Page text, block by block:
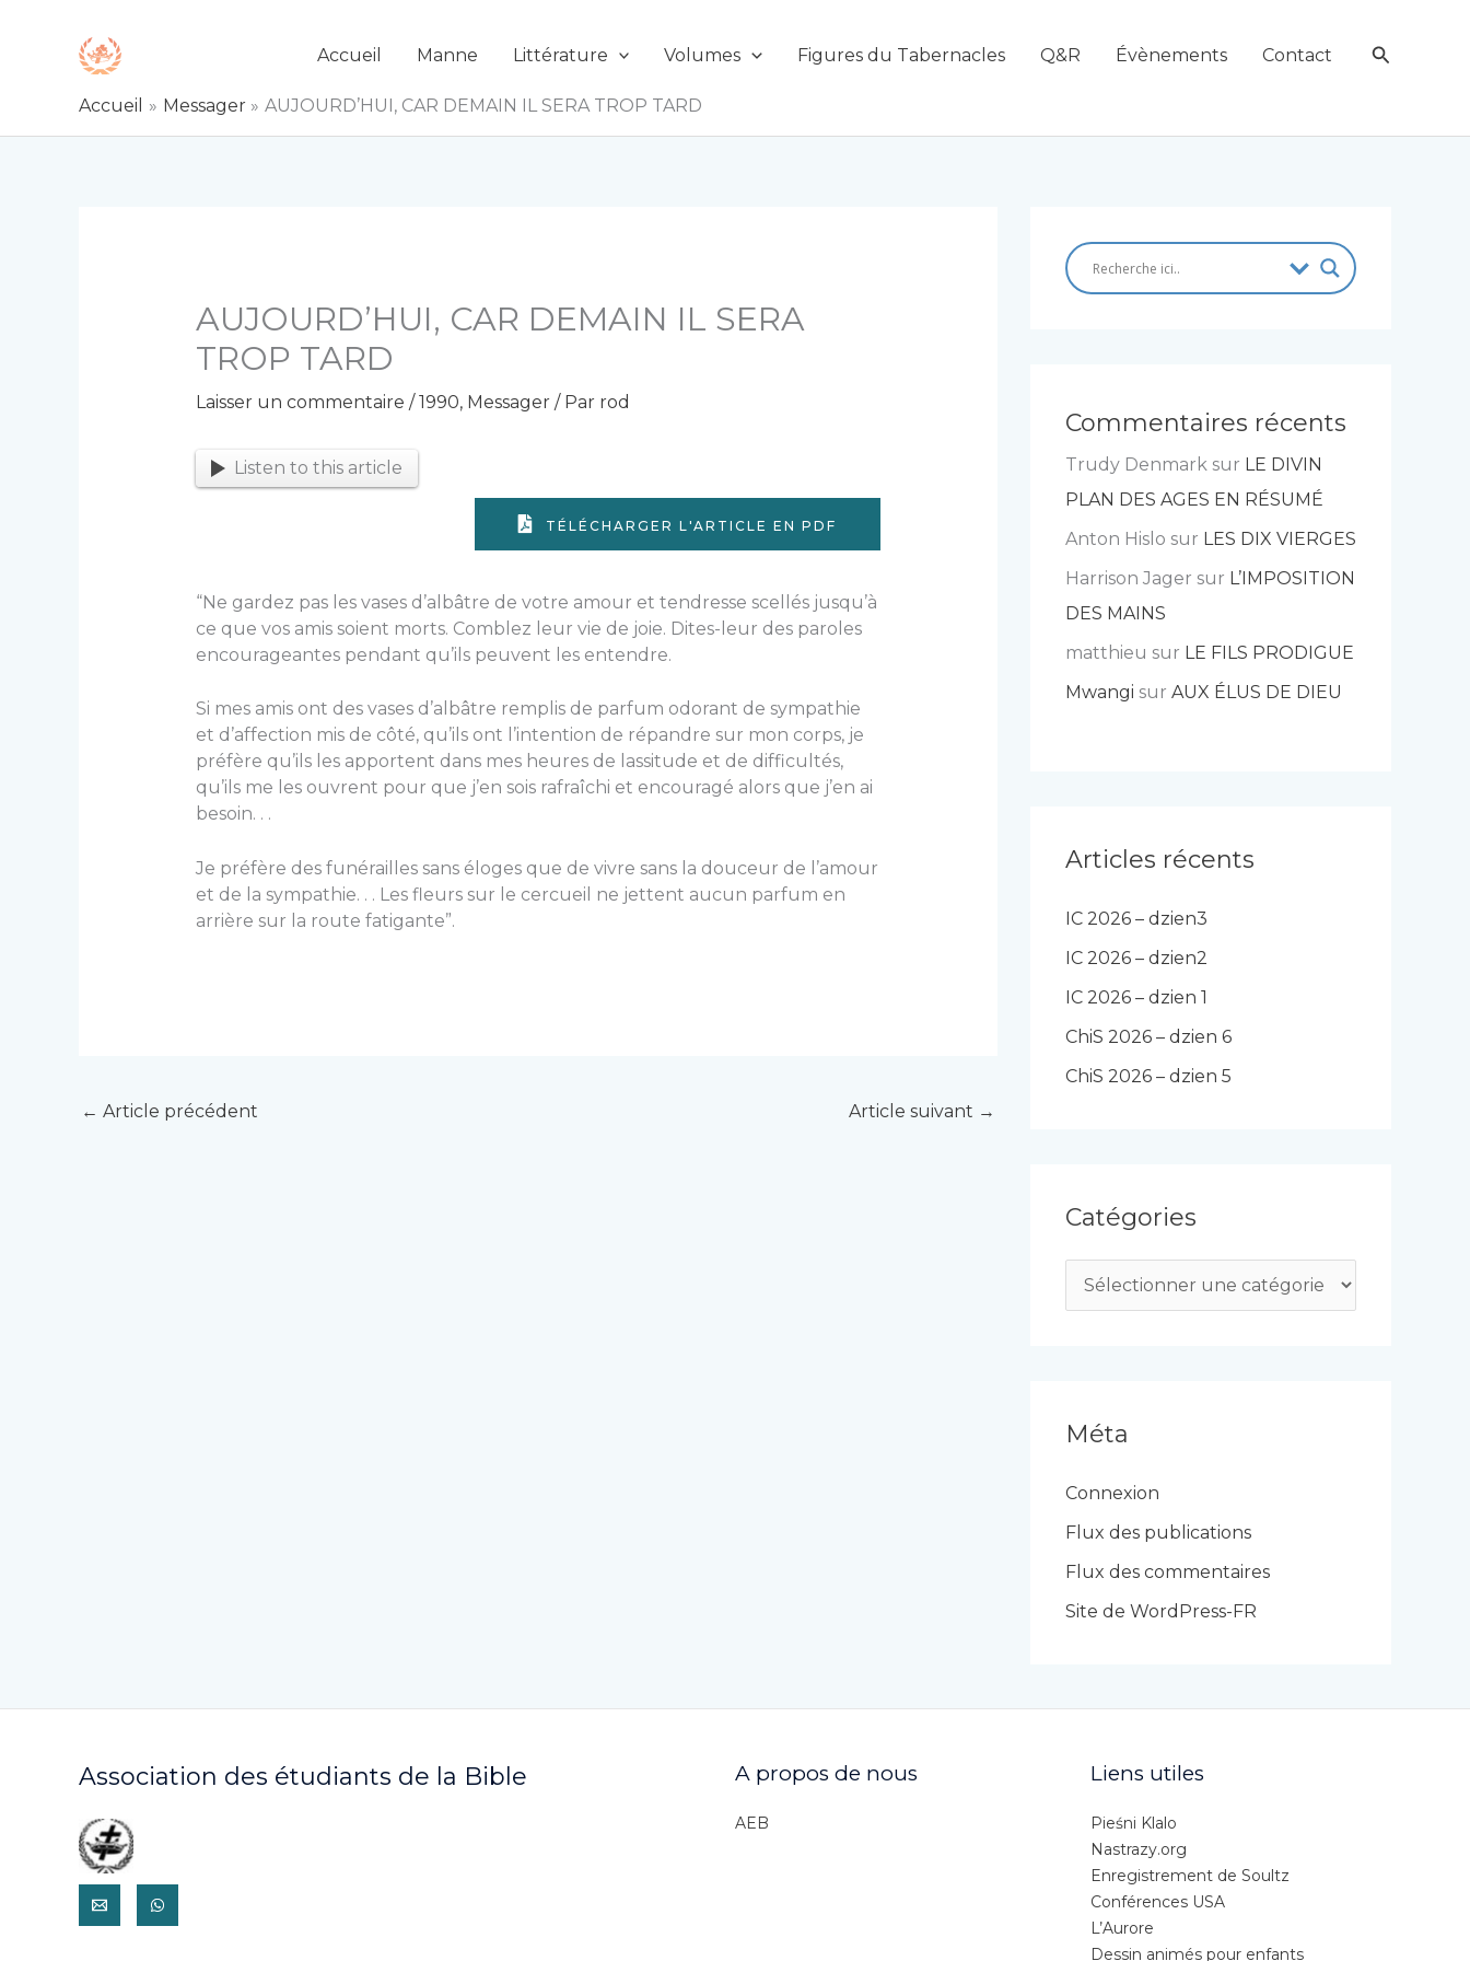
Accueil Manne Littérature Volumes Figures du Tabernacles Q&R Évènements Contact
Accueil Messager AUJOURD’HUI, CAR DEMAIN IL SERA TROP TARD
AUJOURD’HUI, CAR DEMAIN IL SERA
TROP TARD
Laisser un commentaire / 1990, Messager/ Par rod
Listen to this article
TÉLÉCHARGER L'ARTICLE EN PDF
“Ne gardez pas les vases d’albâtre de votre amour et tendresse scellés jusqu’à
ce que vos amis soient morts. Comblez leur vie de joie. Dites-leur des paroles
encourageantes pendant qu’ils peuvent les entendre.
Si mes amis ont des vases d’albâtre remplis de parfum odorant de sympathie
et d’affection mis de côté, qu’ils ont l’intention de répandre sur mon corps, je
préfère qu’ils les apportent dans mes heures de lassitude et de difficultés,
qu’ils me les ouvrent pour que j’en sois rafraîchi et encouragé alors que j’en ai
besoin. . .
Je préfère des funérailles sans éloges que de vivre sans la douceur de l’amour
et de la sympathie. . . Les fleurs sur le cercueil ne jettent aucun parfum en
arrière sur la route fatigante”.
← Article précédent Article suivant →
Commentaires récents
Trudy Denmark sur LE DIVIN
PLAN DES AGES EN RÉSUMÉ
Anton Hislo sur LES DIX VIERGES
Harrison Jager sur L’IMPOSITION
DES MAINS
matthieu sur LE FILS PRODIGUE
Mwangi sur AUX ÉLUS DE DIEU
Articles récents
IC 2026 – dzien3
IC 2026 – dzien2
IC 2026 – dzien 1
ChiS 2026 – dzien 6
ChiS 2026 – dzien 5
Catégories
a
r
i
Méta
Connexion
Flux des publications
Flux des commentaires
Site de WordPress-FR
Association des étudiants de la Bible A propos de nous
AEB
Liens utiles
Pieśni Klalo
Nastrazy.org
Enregistrement de Soultz
Conférences USA
L’Aurore
Dessin animés pour enfants